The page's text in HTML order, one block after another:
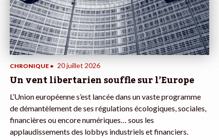
CHRONIQUE • 20 juillet 2026
Un vent libertarien souffle sur l’Europe
L’Union européenne s’est lancée dans un vaste programme
de démantèlement de ses régulations écologiques, sociales,
financières ou encore numériques… sous les
applaudissements des lobbys industriels et financiers.